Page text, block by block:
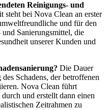
Reinigungs- und
steht bei Nova Clean an erster
und für den
Sanierungsmittel, die
unserer Kunden und
Die Dauer
Schadens, der betroffenen
Nova Clean führt
und erstellt dann einen
Zeitrahmen zu